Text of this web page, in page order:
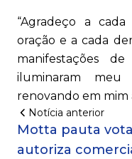
“Agradeço a
oração e a cada
manifestações
iluminaram meu
renovando em mim
Notícia anterior
Motta pauta
autoriza